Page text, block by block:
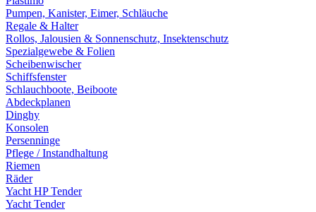
Pumpen, Kanister, Eimer, Schläuche
Regale & Halter
Rollos, Jalousien & Sonnenschutz, Insektenschutz
Spezialgewebe & Folien
Scheibenwischer
Schiffsfenster
Schlauchboote, Beiboote
Abdeckplanen
Dinghy
Konsolen
Persenninge
Pflege / Instandhaltung
Riemen
Räder
Yacht HP Tender
Yacht Tender